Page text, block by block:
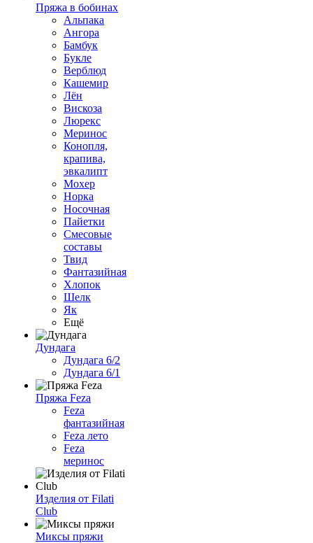
Пряжа в бобинах
Альпака
Ангора
Бамбук
Букле
Верблюд
Кашемир
Лён
Вискоза
Люрекс
Меринос
Конопля,
крапива,
эвкалипт
Мохер
Норка
Носочная
Пайетки
Смесовые
составы
Твид
Фантазийная
Хлопок
Шелк
Як
Ещё
Дундага
Дундага 6/2
Дундага 6/1
Пряжа Feza
Feza
фантазийная
Feza лето
Feza
меринос
Изделия от Filati
Club
Миксы пряжи